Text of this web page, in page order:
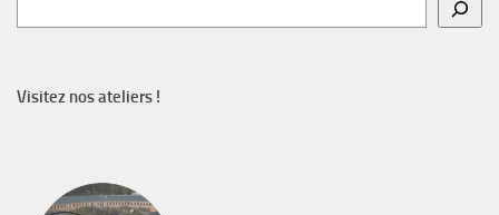
Visitez nos ateliers !